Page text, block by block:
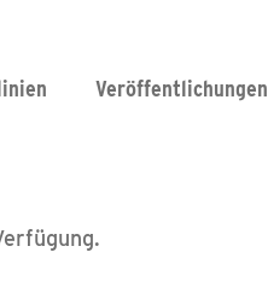
Veröffentlichungen